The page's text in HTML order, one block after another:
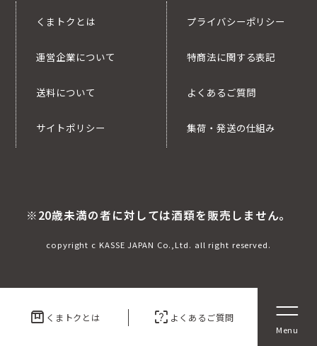
box くまトクとは indeterminate_question_box よくあるご質問
くまトクとは
運営企業について
送料について
サイトポリシー
プライバシーポリシー
特商法に関する表記
よくあるご質問
集荷・発送の仕組み
※20歳未満の者に対しては酒類を販売しません。
copyright c KASSE JAPAN Co.,Ltd. all right reserved.